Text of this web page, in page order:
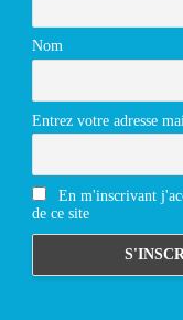
Nom
Entrez votre adresse
En m'inscrivant
de ce site